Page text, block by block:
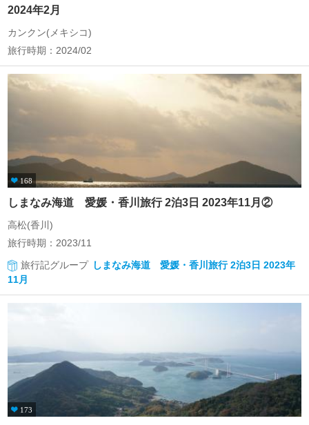
2024年2月
カンクン(メキシコ)
旅行時期：2024/02
168
しまなみ海道 愛媛・香川旅行 2泊3日 2023年11月②
高松(香川)
旅行時期：2023/11
旅行記グループ しまなみ海道 愛媛・香川旅行 2泊3日 2023年
11月
173